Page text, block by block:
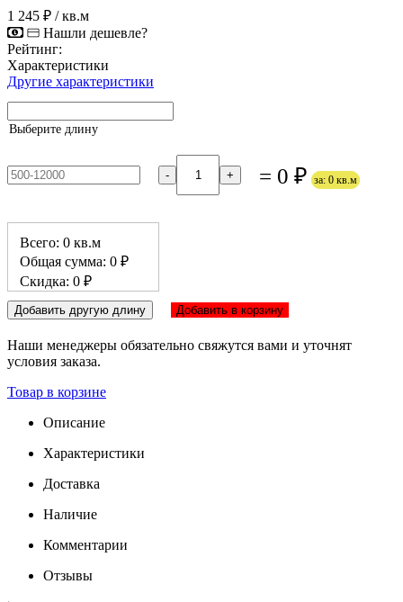
1 245 ₽ / кв.м
Нашли дешевле?
Рейтинг:
Характеристики
Другие характеристики
Выберите длину
- + = 0 ₽ за: 0 кв.м
Всего: 0 кв.м
Общая сумма: 0 ₽
Скидка: 0 ₽
Добавить другую длину Добавить в корзину
Наши менеджеры обязательно свяжутся вами и уточнят
условия заказа.
Товар в корзине
Описание
Характеристики
Доставка
Наличие
Комментарии
Отзывы